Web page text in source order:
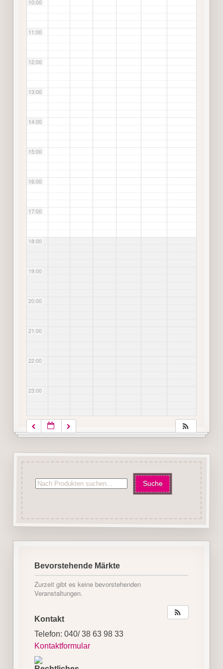
10:00
11:00
12:00
13:00
14:00
15:00
16:00
17:00
18:00
19:00
20:00
21:00
22:00
23:00
Bevorstehende Märkte
Zurzeit gibt es keine bevorstehenden
Veranstaltungen.
Kontakt
Telefon: 040/ 38 63 98 33
Kontaktformular